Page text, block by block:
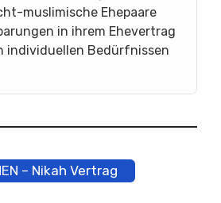
muslimische Ehepaare
in ihrem Ehevertrag
individuellen Bedürfnissen
– Nikah Vertrag